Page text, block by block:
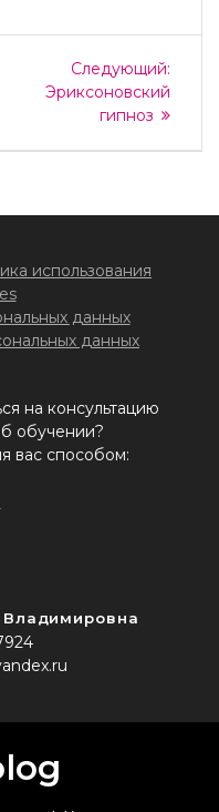
Следующий:
Эриксоновский
гипноз
использования
данных
данных
на консультацию
обучении?
вас способом: